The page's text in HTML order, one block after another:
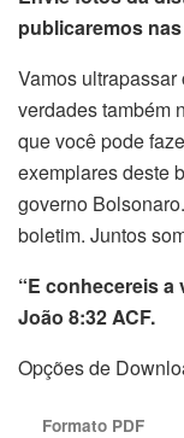
publicaremos
Vamos
verdades também
que você pode
exemplares deste
governo
boletim. Juntos
“E conhecereis a
João 8:32 ACF.
Opções de
Formato PDF